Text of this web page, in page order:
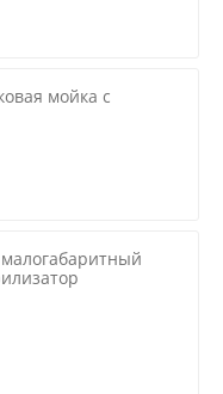
мойка с